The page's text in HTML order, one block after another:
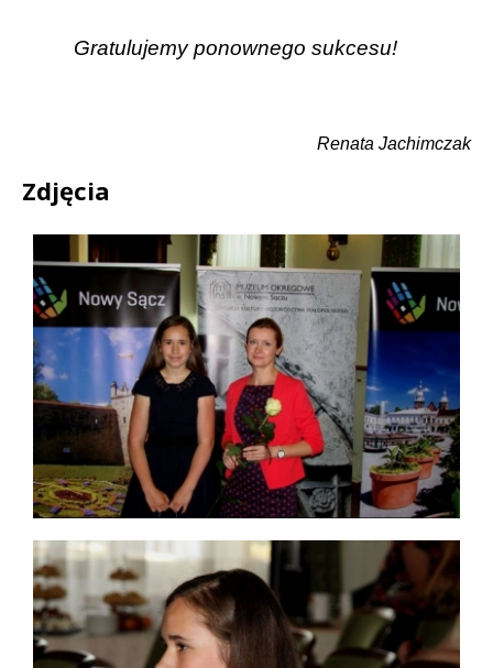
Gratulujemy ponownego sukcesu!
Renata Jachimczak
Zdjęcia